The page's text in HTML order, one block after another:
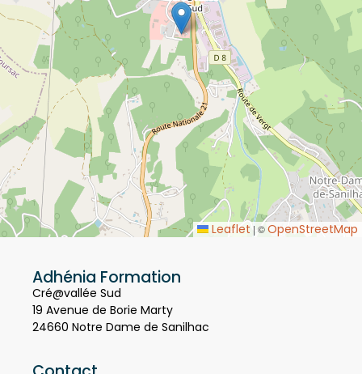
Adhénia Formation
Cré@vallée Sud
19 Avenue de Borie Marty